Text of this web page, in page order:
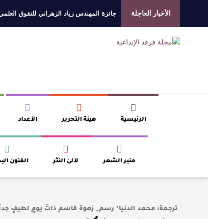
الأخبار العاجلة جائزة المهندس زياد الزهراني للتفوق
عتبات التأويل وقراءة التشكيل الصوفي
الرئيسية هيئة التحرير الأعداد
منبر الشعر لآلئ النثر الفنون
ترجمة: محمد الدنيا* رسم_ زهوة قاسم ذاتَ يومٍ لطيفٍ